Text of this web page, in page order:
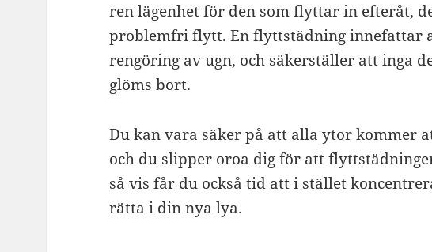
ren lägenhet för den som flyttar in efteråt,
problemfri flytt. En flyttstädning innefattar
rengöring av ugn, och säkerställer att inga
glöms bort.
Du kan vara säker på att alla ytor kommer
och du slipper oroa dig för att
så vis får du också tid att i stället
rätta i din nya lya.